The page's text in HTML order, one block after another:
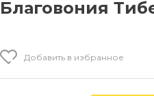
Благовония
Добавить в избранное